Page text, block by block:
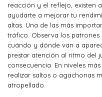
reacción y el reflejo, existen
ayudarte a mejorar tu
altas. Una de las más
tráfico. Observa los
cuándo y dónde van a
prestar atención al ritmo del
consecuencia. En niveles
realizar saltos o agachonas
atropellado.